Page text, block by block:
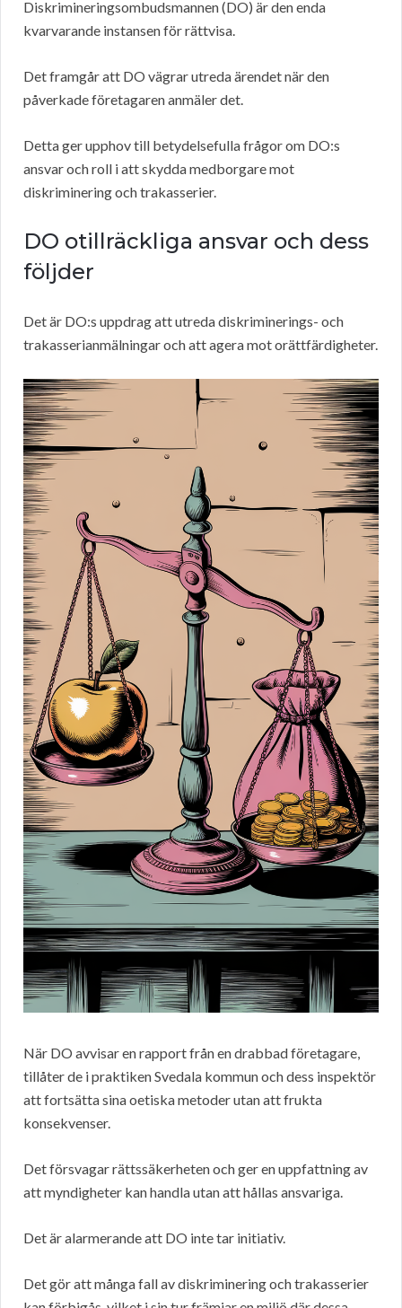
Diskrimineringsombudsmannen (DO) är den enda
kvarvarande instansen för rättvisa.
Det framgår att DO vägrar utreda ärendet när den
påverkade företagaren anmäler det.
Detta ger upphov till betydelsefulla frågor om DO:s
ansvar och roll i att skydda medborgare mot
diskriminering och trakasserier.
DO otillräckliga ansvar och dess
följder
Det är DO:s uppdrag att utreda diskriminerings- och
trakasserianmälningar och att agera mot orättfärdigheter.
När DO avvisar en rapport från en drabbad företagare,
tillåter de i praktiken Svedala kommun och dess inspektör
att fortsätta sina oetiska metoder utan att frukta
konsekvenser.
Det försvagar rättssäkerheten och ger en uppfattning av
att myndigheter kan handla utan att hållas ansvariga.
Det är alarmerande att DO inte tar initiativ.
Det gör att många fall av diskriminering och trakasserier